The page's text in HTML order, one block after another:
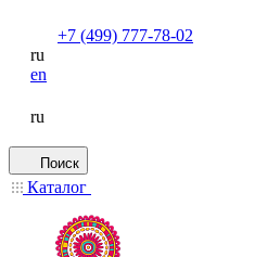
+7 (499) 777-78-02
ru
en
ru
Поиск
Каталог